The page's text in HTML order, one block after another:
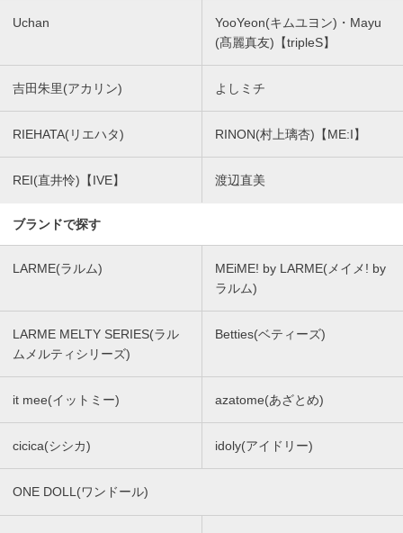
Uchan
YooYeon(キムユヨン)・Mayu
(髙麗真友)【tripleS】
吉田朱里(アカリン) よしミチ
RIEHATA(リエハタ) RINON(村上璃杏)【ME:I】
REI(直井怜)【IVE】 渡辺直美
ブランドで探す
LARME(ラルム)
MEiME! by LARME(メイメ! by
ラルム)
LARME MELTY SERIES(ラル
ムメルティシリーズ)
Betties(ベティーズ)
it mee(イットミー) azatome(あざとめ)
cicica(シシカ) idoly(アイドリー)
ONE DOLL(ワンドール)